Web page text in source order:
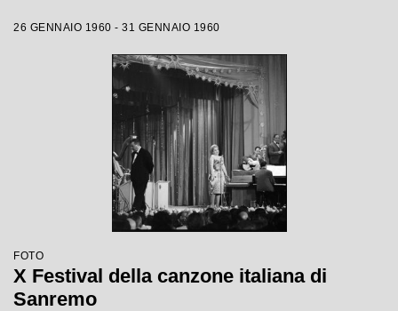
26 GENNAIO 1960 - 31 GENNAIO 1960
FOTO
X Festival della canzone italiana di
Sanremo